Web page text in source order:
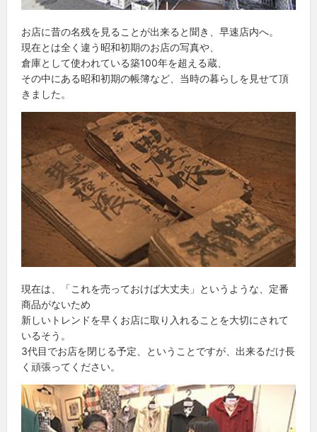
お店に昔の名残を見ることが出来ると聞き、早速店内へ。
現在とは全く違う昭和初期のお店の写真や、
倉庫として使われている築100年を超える蔵、
その中にある昭和初期の帳簿など、当時の暮らしを見せて頂
きました。
現在は、「これを売っておけば大丈夫」というような、定番
商品がないため
新しいトレンドを早くお店に取り入れることを大切にされて
いるそう。
3代目でお店を閉じる予定、ということですが、出来るだけ長
く頑張ってください。